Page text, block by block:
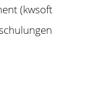
(kwsoft